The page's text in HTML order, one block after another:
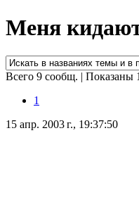
Меня
Всего 9 сообщ. | Показаны
1
15 апр. 2003 г., 19:37:50